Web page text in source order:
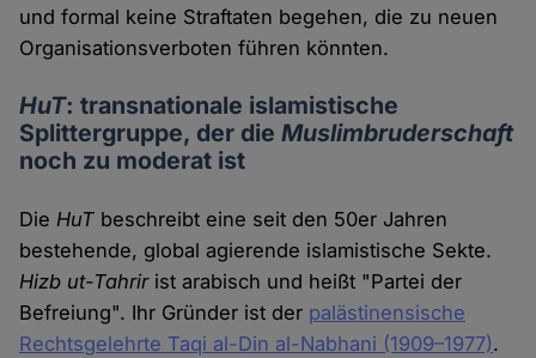
und formal keine Straftaten begehen, die zu neuen
Organisationsverboten führen könnten.
HuT: transnationale islamistische
Splittergruppe, der dieMuslimbruderschaft
noch zu moderat ist
DieHuT beschreibt eine seit den 50er Jahren
bestehende, global agierende islamistische Sekte.
Hizb ut-Tahrir ist arabisch und heißt "Partei der
Befreiung". Ihr Gründer ist der palästinensische
Rechtsgelehrte Taqi al-Din al-Nabhani (1909–1977).